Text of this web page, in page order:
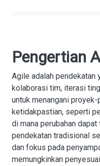
Pengertian
Agile adalah pendekatan
kolaborasi tim, iterasi
untuk menangani
ketidakpastian, seperti
di mana perubahan
pendekatan tradisional
dan fokus pada
memungkinkan